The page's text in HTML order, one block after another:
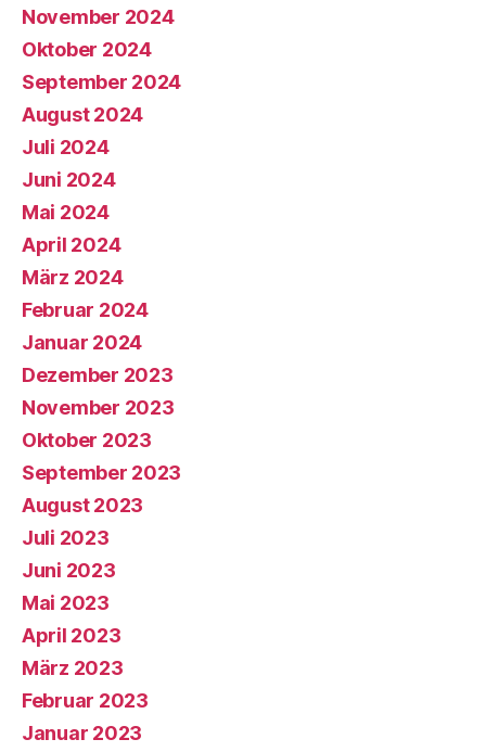
November 2024
Oktober 2024
September 2024
August 2024
Juli 2024
Juni 2024
Mai 2024
April 2024
März 2024
Februar 2024
Januar 2024
Dezember 2023
November 2023
Oktober 2023
September 2023
August 2023
Juli 2023
Juni 2023
Mai 2023
April 2023
März 2023
Februar 2023
Januar 2023